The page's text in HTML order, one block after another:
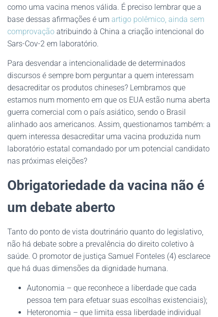
como uma vacina menos válida. É preciso lembrar que a
base dessas afirmações é um artigo polêmico, ainda sem
comprovação atribuindo à China a criação intencional do
Sars-Cov-2 em laboratório.
Para desvendar a intencionalidade de determinados
discursos é sempre bom perguntar a quem interessam
desacreditar os produtos chineses? Lembramos que
estamos num momento em que os EUA estão numa aberta
guerra comercial com o país asiático, sendo o Brasil
alinhado aos americanos. Assim, questionamos também: a
quem interessa desacreditar uma vacina produzida num
laboratório estatal comandado por um potencial candidato
nas próximas eleições?
Obrigatoriedade da vacina não é
um debate aberto
Tanto do ponto de vista doutrinário quanto do legislativo,
não há debate sobre a prevalência do direito coletivo à
saúde. O promotor de justiça Samuel Fonteles (4) esclarece
que há duas dimensões da dignidade humana.
Autonomia – que reconhece a liberdade que cada
pessoa tem para efetuar suas escolhas existenciais);
Heteronomia – que limita essa liberdade individual